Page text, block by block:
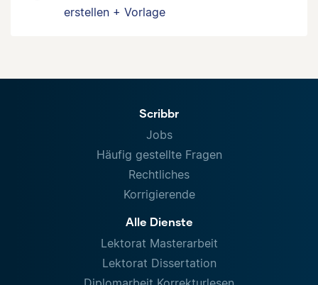
erstellen + Vorlage
Scribbr
Jobs
Häufig gestellte Fragen
Rechtliches
Korrigierende
Alle Dienste
Lektorat Masterarbeit
Lektorat Dissertation